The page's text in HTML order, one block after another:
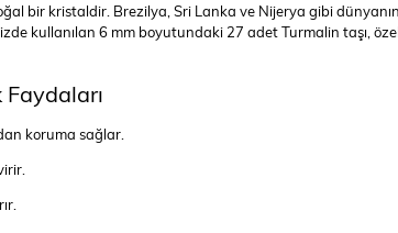
bir kristaldir. Brezilya, Sri Lanka ve Nijerya gibi
kullanılan 6 mm boyutundaki 27 adet Turmalin taşı,
koruma sağlar.